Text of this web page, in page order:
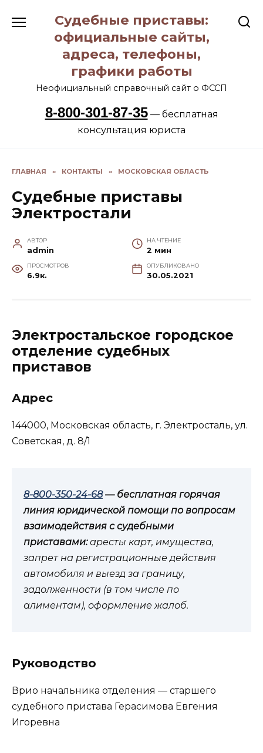
содержанию
Судебные приставы:
официальные сайты,
адреса, телефоны,
графики работы
Неофициальный справочный сайт о ФССП
8-800-301-87-35— бесплатная
консультация юриста
ГЛАВНАЯ » КОНТАКТЫ » МОСКОВСКАЯ ОБЛАСТЬ
Судебные приставы
Электростали
АВТОР
admin
НА ЧТЕНИЕ
2 мин
ПРОСМОТРОВ
6.9к.
ОПУБЛИКОВАНО
30.05.2021
Электростальское городское
отделение судебных
приставов
Адрес
144000, Московская область, г. Электросталь, ул.
Советская, д. 8/1
8-800-350-24-68— бесплатная горячая
линия юридической помощи по вопросам
взаимодействия с судебными
приставами:аресты карт, имущества,
запрет на регистрационные действия
автомобиля и выезд за границу,
задолженности (в том числе по
алиментам), оформление жалоб.
Руководство
Врио начальника отделения — старшего
судебного пристава Герасимова Евгения
Игоревна